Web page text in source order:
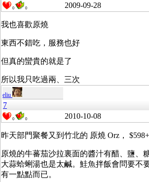
0 0 2009-09-28
我也喜歡原燒
東西不錯吃，服務也好
但真的蠻貴的就是了
所以我只吃過兩、三次
eliu
7
0 0 2010-10-08
昨天部門聚餐又到竹北的 原燒 Orz，
原燒的牛蕃茄沙拉裏面的醬汁有醋、鹽、
大蒜蛤蜊湯也是太鹹。鮭魚拌飯會問要不
有一點點而已。